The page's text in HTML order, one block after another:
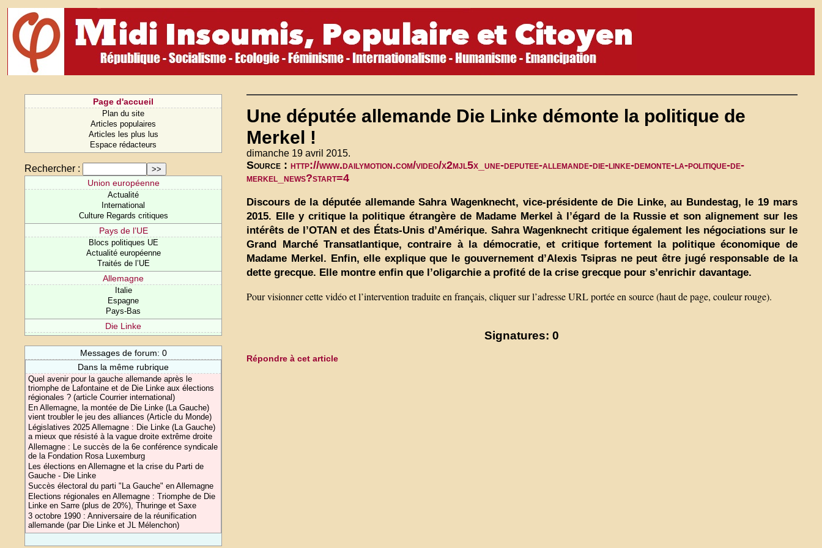
Page d'accueil
Plan du site
Articles populaires
Articles les plus lus
Espace rédacteurs
Rechercher :
Union européenne
Actualité
International
Culture Regards critiques
Pays de l’UE
Blocs politiques UE
Actualité européenne
Traités de l’UE
Allemagne
Italie
Espagne
Pays-Bas
Die Linke
Messages de forum: 0
Dans la même rubrique
Quel avenir pour la gauche allemande après le
triomphe de Lafontaine et de Die Linke aux élections
régionales ? (article Courrier international)
En Allemagne, la montée de Die Linke (La Gauche)
vient troubler le jeu des alliances (Article du Monde)
Législatives 2025 Allemagne : Die Linke (La Gauche)
a mieux que résisté à la vague droite extrême droite
Allemagne : Le succès de la 6e conférence syndicale
de la Fondation Rosa Luxemburg
Les élections en Allemagne et la crise du Parti de
Gauche - Die Linke
Succès électoral du parti "La Gauche" en Allemagne
Elections régionales en Allemagne : Triomphe de Die
Linke en Sarre (plus de 20%), Thuringe et Saxe
3 octobre 1990 : Anniversaire de la réunification
allemande (par Die Linke et JL Mélenchon)
Une députée allemande Die Linke démonte la politique de
Merkel !
dimanche 19 avril 2015.
Source :http://www.dailymotion.com/video/x2mjl5x_une-deputee-allemande-die-linke-demonte-la-politique-de-
merkel_news?start=4
Discours de la députée allemande Sahra Wagenknecht, vice-présidente de Die Linke, au Bundestag, le 19 mars
2015. Elle y critique la politique étrangère de Madame Merkel à l’égard de la Russie et son alignement sur les
intérêts de l’OTAN et des États-Unis d’Amérique. Sahra Wagenknecht critique également les négociations sur le
Grand Marché Transatlantique, contraire à la démocratie, et critique fortement la politique économique de
Madame Merkel. Enfin, elle explique que le gouvernement d’Alexis Tsipras ne peut être jugé responsable de la
dette grecque. Elle montre enfin que l’oligarchie a profité de la crise grecque pour s’enrichir davantage.
Pour visionner cette vidéo et l’intervention traduite en français, cliquer sur l’adresse URL portée en source (haut de page, couleur rouge).
Signatures: 0
Répondre à cet article